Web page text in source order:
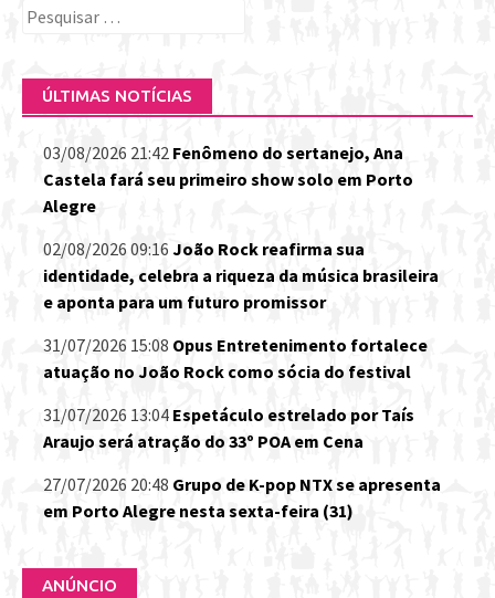
Pesquisar
ÚLTIMAS NOTÍCIAS
03/08/2026 21:42 Fenômeno do sertanejo, Ana
Castela fará seu primeiro show solo em Porto
Alegre
02/08/2026 09:16 João Rock reafirma sua
identidade, celebra a riqueza da música brasileira
e aponta para um futuro promissor
31/07/2026 15:08 Opus Entretenimento fortalece
atuação no João Rock como sócia do festival
31/07/2026 13:04 Espetáculo estrelado por Taís
Araujo será atração do 33º POA em Cena
27/07/2026 20:48 Grupo de K-pop NTX se apresenta
em Porto Alegre nesta sexta-feira (31)
ANÚNCIO